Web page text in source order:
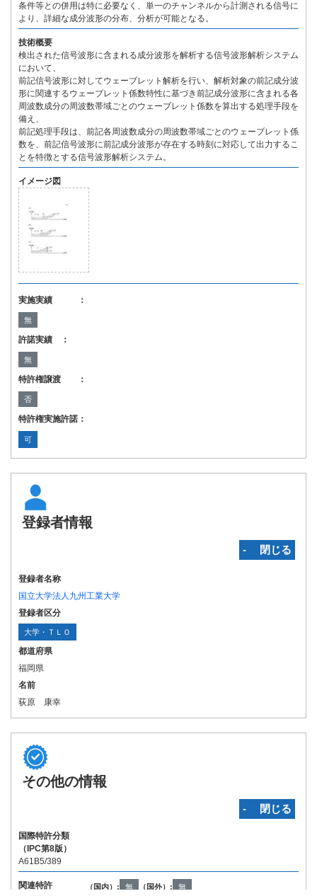
条件等との併用は特に必要なく、単一のチャンネルから計測される信号に
より、詳細な成分波形の分布、分析が可能となる。
技術概要
検出された信号波形に含まれる成分波形を解析する信号波形解析システム
において、
前記信号波形に対してウェーブレット解析を行い、解析対象の前記成分波
形に関連するウェーブレット係数特性に基づき前記成分波形に含まれる各
周波数成分の周波数帯域ごとのウェーブレット係数を算出する処理手段を
備え、
前記処理手段は、前記各周波数成分の周波数帯域ごとのウェーブレット係
数を、前記信号波形に前記成分波形が存在する時刻に対応して出力するこ
とを特徴とする信号波形解析システム。
イメージ図
実施実績 ：
無
許諾実績 ：
無
特許権譲渡 ：
否
特許権実施許諾：
可
登録者情報
‐ 閉じる
登録者名称
国立大学法人九州工業大学
登録者区分
大学・ＴＬＯ
都道府県
福岡県
名前
荻原 康幸
その他の情報
‐ 閉じる
国際特許分類
（IPC第8版）
A61B5/389
関連特許 （国内）: 無 （国外）: 無